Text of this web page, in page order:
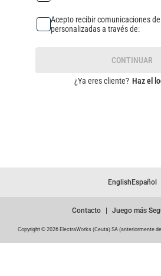
Acepto recibir comunicaciones
personalizadas a través de:
CONTINUAR
¿Ya eres cliente? Haz el
English Español
Contacto Juego más
Copyright © 2026 ElectraWorks (Ceuta) SA (anteriormente